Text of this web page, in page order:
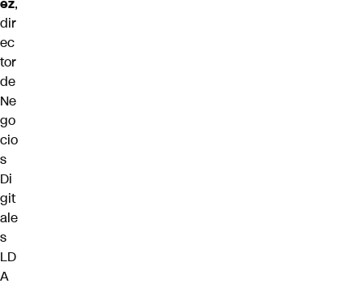
dir
ec
tor
de
Ne
go
cio
s
Di
git
ale
s
LD
A